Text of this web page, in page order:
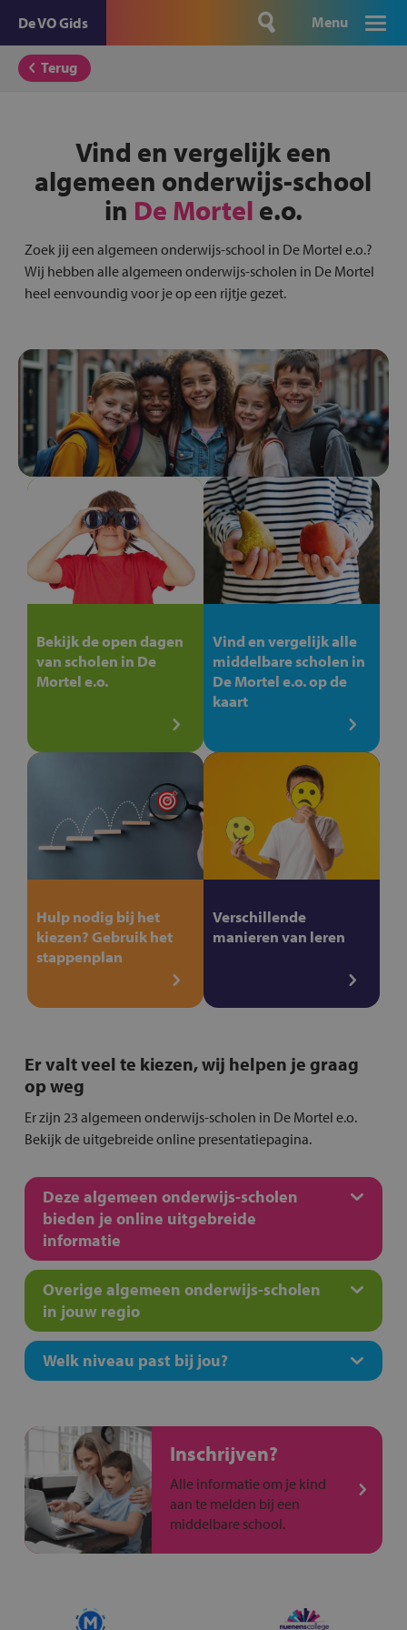
De VO Gids Menu
Terug
Vind en vergelijk een
algemeen onderwijs-school
in De Mortel e.o.
Zoek jij een algemeen onderwijs-school in De Mortel e.o.?
Wij hebben alle algemeen onderwijs-scholen in De Mortel
heel eenvoundig voor je op een rijtje gezet.
Bekijk de open dagen
van scholen in De
Mortel e.o.
Vind en vergelijk alle
middelbare scholen in
De Mortel e.o. op de
kaart
Hulp nodig bij het
kiezen? Gebruik het
stappenplan
Verschillende
manieren van leren
Er valt veel te kiezen, wij helpen je graag
op weg
Er zijn 23 algemeen onderwijs-scholen in De Mortel e.o.
Bekijk de uitgebreide online presentatiepagina.
Deze algemeen onderwijs-scholen
bieden je online uitgebreide
informatie
Overige algemeen onderwijs-scholen
in jouw regio
Welk niveau past bij jou?
Inschrijven?
Alle informatie om je kind
aan te melden bij een
middelbare school.